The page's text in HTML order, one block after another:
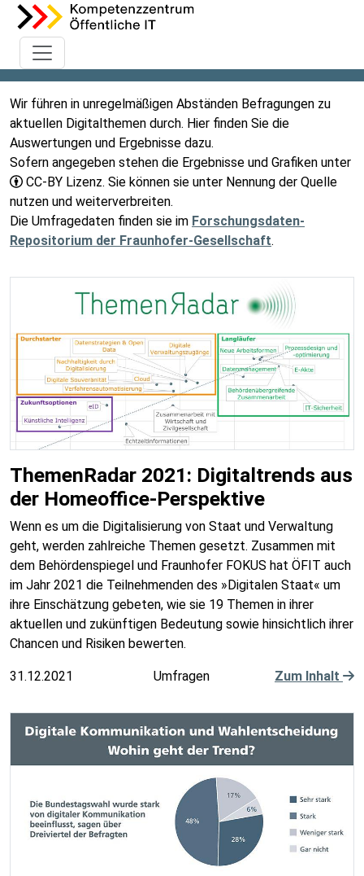
Wir führen in unregelmäßigen Abständen Befragungen zu
aktuellen Digitalthemen durch. Hier finden Sie die
Auswertungen und Ergebnisse dazu.
Sofern angegeben stehen die Ergebnisse und Grafiken unter
CC-BY Lizenz. Sie können sie unter Nennung der Quelle
nutzen und weiterverbreiten.
Die Umfragedaten finden sie im Forschungsdaten-
Repositorium der Fraunhofer-Gesellschaft.
ThemenRadar 2021: Digitaltrends aus
der Homeoffice-Perspektive
Wenn es um die Digitalisierung von Staat und Verwaltung
geht, werden zahlreiche Themen gesetzt. Zusammen mit
dem Behördenspiegel und Fraunhofer FOKUS hat ÖFIT auch
im Jahr 2021 die Teilnehmenden des »Digitalen Staat« um
ihre Einschätzung gebeten, wie sie 19 Themen in ihrer
aktuellen und zukünftigen Bedeutung sowie hinsichtlich ihrer
Chancen und Risiken bewerten.
31.12.2021 Umfragen Zum Inhalt